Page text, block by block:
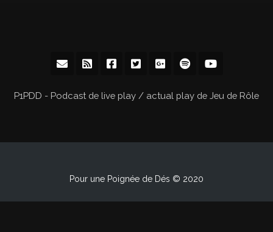
P1PDD - Podcast de live play / actual play de Jeu de Rôle
Pour une Poignée de Dés © 2020